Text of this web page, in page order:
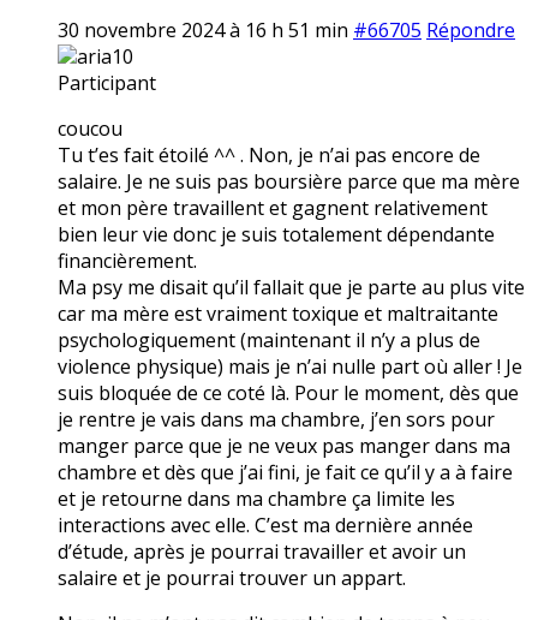
30 novembre 2024 à 16 h 51 min #66705 Répondre
aria10
Participant
coucou
Tu t’es fait étoilé ^^ . Non, je n’ai pas encore de
salaire. Je ne suis pas boursière parce que ma mère
et mon père travaillent et gagnent relativement
bien leur vie donc je suis totalement dépendante
financièrement.
Ma psy me disait qu’il fallait que je parte au plus vite
car ma mère est vraiment toxique et maltraitante
psychologiquement (maintenant il n’y a plus de
violence physique) mais je n’ai nulle part où aller ! Je
suis bloquée de ce coté là. Pour le moment, dès que
je rentre je vais dans ma chambre, j’en sors pour
manger parce que je ne veux pas manger dans ma
chambre et dès que j’ai fini, je fait ce qu’il y a à faire
et je retourne dans ma chambre ça limite les
interactions avec elle. C’est ma dernière année
d’étude, après je pourrai travailler et avoir un
salaire et je pourrai trouver un appart.